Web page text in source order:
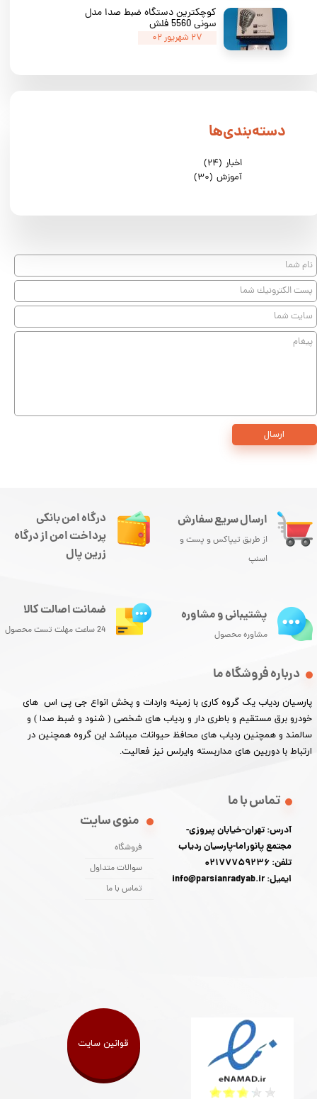
کوچکترین دستگاه ضبط صدا مدل
سونی 5560 فلش
۲۷ شهریور ۰۲
دسته‌بندی‌ها
اخبار (۲۴)
آموزش (۳۰)
ارسال
ارسال سریع سفارش
از طریق تیپاکس و پست و
اسنپ
درباره فروشگاه ما
پارسیان ردیاب یک گروه کاری با زمینه واردات و پخش انواع جی پی اس های
خودرو برق مستقیم و باطری دار و ردیاب های شخصی ( شنود و ضبط صدا ) و
سالمند و همچنین ردیاب های محافظ حیوانات میباشد این گروه همچنین در
ارتباط با دوربین های مداربسته وایرلس نیز فعالیت.​​​​​​​
منوی سایت
فروشگاه
سوالات متداول
تماس با ما
تماس با ما
آدرس: تهران-خیابان پیروزی-
مجتمع پانوراما-پارسیان ردیاب
تلفن: 02177759236
ایمیل: info@parsianradyab.ir
درگاه امن بانکی
پرداخت امن از درگاه
زرین پال
پشتیبانی و مشاوره
مشاوره محصول
ضمانت اصالت کالا
24 ساعت مهلت تست محصول
قوانین سایت